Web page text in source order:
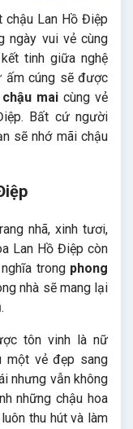
chậu Lan Hồ Điệp
ngày vui vẻ cùng
tinh giữa nghệ
ấm cúng sẽ được
chậu maicùng vẻ
Bất cứ người
sẽ nhớ mãi chậu
nhã, xinh tươi,
Lan Hồ Điệp còn
trong phong
nhà sẽ mang lại
tôn vinh là nữ
một vẻ đẹp sang
nhưng vẫn không
những chậu hoa
thu hút và làm